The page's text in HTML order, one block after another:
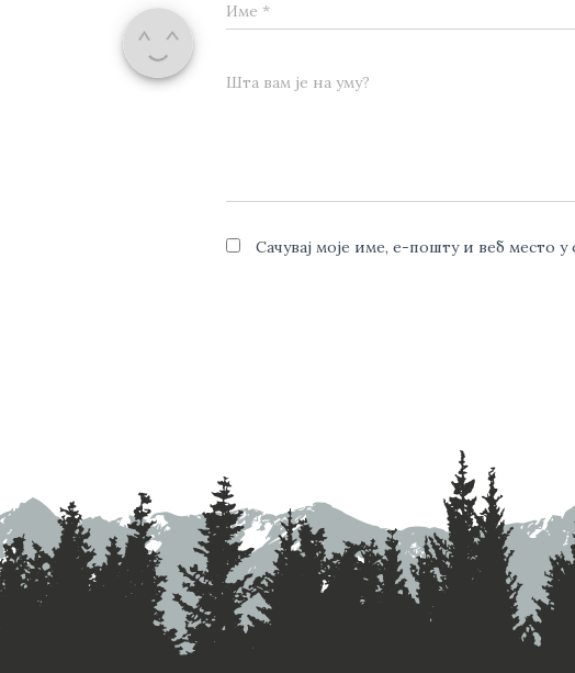
Име *
Шта вам је на уму?
Сачувај моје име, е-пошту и веб место